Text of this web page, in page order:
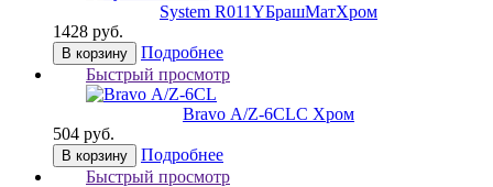
System R011YБрашМатХром
1428 руб.
В корзину
Подробнее
Быстрый просмотр
Bravo А/Z-6CLC Хром
504 руб.
В корзину
Подробнее
Быстрый просмотр